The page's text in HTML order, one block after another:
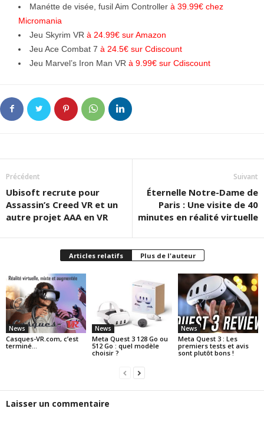
Manétte de visée, fusil Aim Controller à 39.99€ chez
Micromania
Jeu Skyrim VR à 24.99€ sur Amazon
Jeu Ace Combat 7 à 24.5€ sur Cdiscount
Jeu Marvel’s Iron Man VR à 9.99€ sur Cdiscount
Précédent
Ubisoft recrute pour
Assassin’s Creed VR et un
autre projet AAA en VR
Suivant
Éternelle Notre-Dame de
Paris : Une visite de 40
minutes en réalité virtuelle
Articles relatifs Plus de l'auteur
News
Casques-VR.com, c’est
terminé…
News
Meta Quest 3 128 Go ou
512 Go : quel modèle
choisir ?
News
Meta Quest 3 : Les
premiers tests et avis
sont plutôt bons !
Laisser un commentaire